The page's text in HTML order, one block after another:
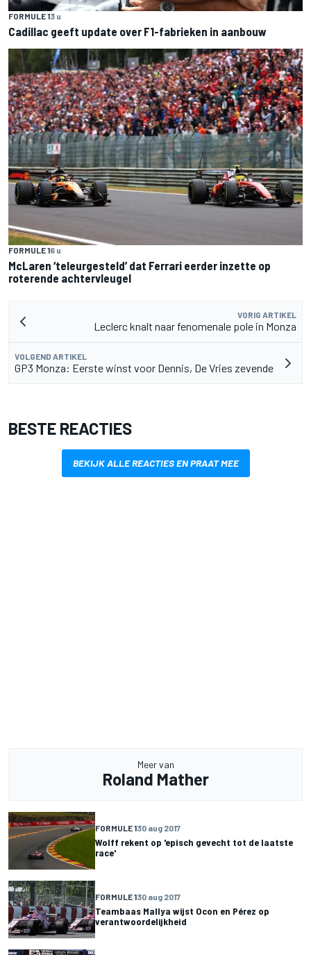
FORMULE 13 u
Cadillac geeft update over F1-fabrieken in aanbouw
FORMULE 16 u
McLaren ‘teleurgesteld’ dat Ferrari eerder inzette op
roterende achtervleugel
VORIG ARTIKEL
Leclerc knalt naar fenomenale pole in Monza
VOLGEND ARTIKEL
GP3 Monza: Eerste winst voor Dennis, De Vries zevende
BESTE REACTIES
BEKIJK ALLE REACTIES EN PRAAT MEE
Meer van
Roland Mather
FORMULE 130 aug 2017
Wolff rekent op 'episch gevecht tot de laatste
race'
FORMULE 130 aug 2017
Teambaas Mallya wijst Ocon en Pérez op
verantwoordelijkheid